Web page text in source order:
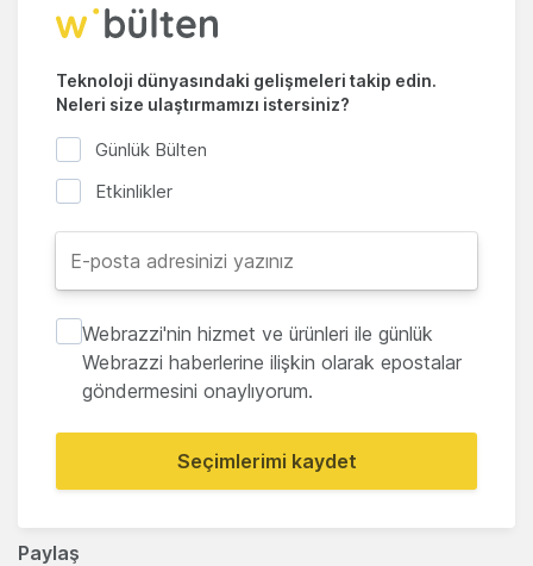
Paylaş
Teknoloji dünyasındaki gelişmeleri takip edin.
Neleri size ulaştırmamızı istersiniz?
Günlük Bülten
Etkinlikler
Webrazzi'nin hizmet ve ürünleri ile günlük
Webrazzi haberlerine ilişkin olarak epostalar
göndermesini onaylıyorum.
Seçimlerimi kaydet